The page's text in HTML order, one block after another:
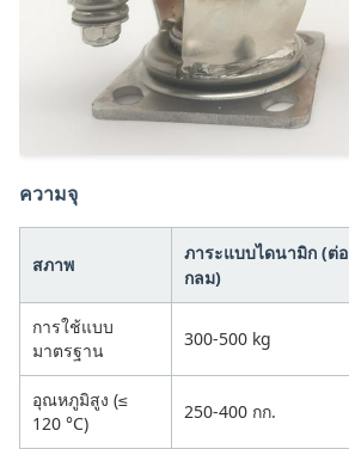
ความจุ
สภาพ
ภาระแบบไดนามิก (ต่อ
กลม)
การใช้แบบ
มาตรฐาน
300-500 kg
อุณหภูมิสูง (≤
120 °C)
250-400 กก.